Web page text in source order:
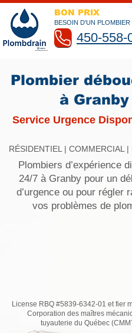
BESOIN D'UN
450-558-
BON PRIX
Plombier
à Granby
Service Urgence
RÉSIDENTIEL | COMMERCIAL |
Plombiers d’expérience
24/7 à Granby pour un
d’urgence ou pour régler
vos problèmes de
License RBQ #5839-6342-01 et fier
Corporation des maîtres
tuyauterie du Québec